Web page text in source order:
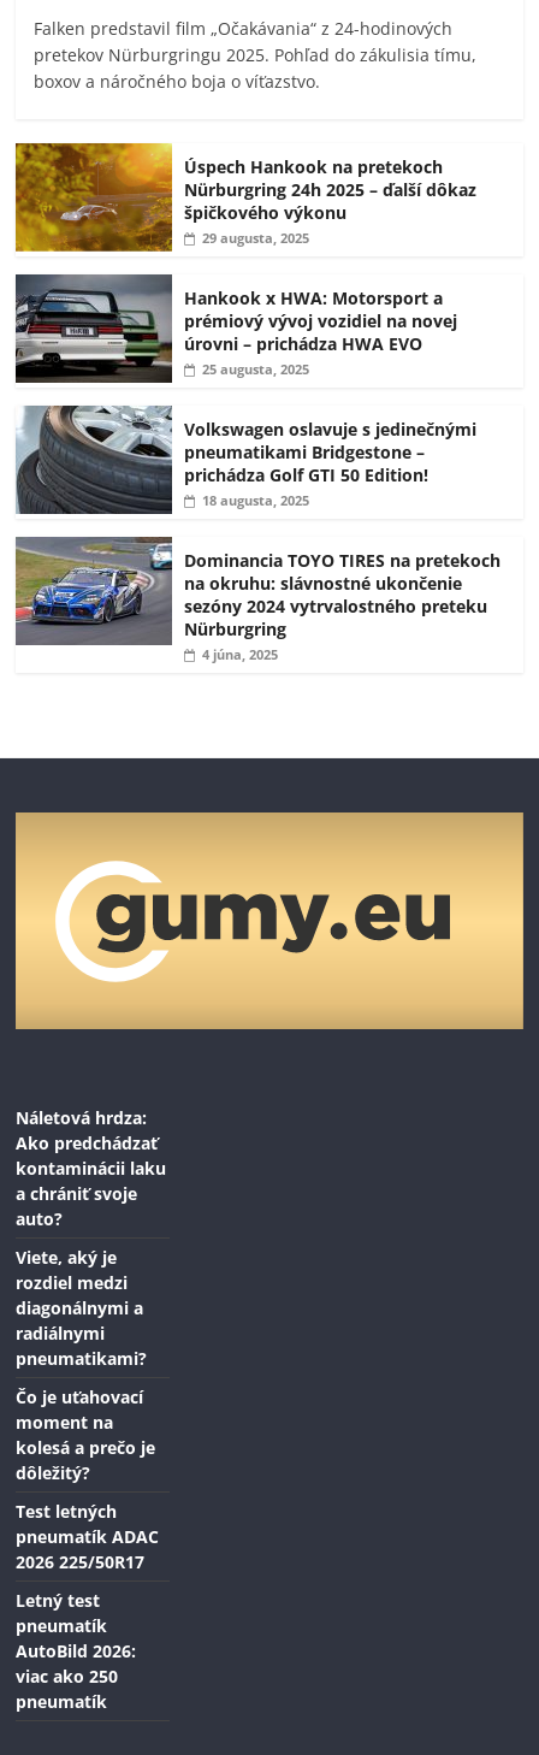
Falken predstavil film „Očakávania“ z 24-hodinových
pretekov Nürburgringu 2025. Pohľad do zákulisia tímu,
boxov a náročného boja o víťazstvo.
Úspech Hankook na pretekoch
Nürburgring 24h 2025 – ďalší dôkaz
špičkového výkonu
29 augusta, 2025
Hankook x HWA: Motorsport a
prémiový vývoj vozidiel na novej
úrovni – prichádza HWA EVO
25 augusta, 2025
Volkswagen oslavuje s jedinečnými
pneumatikami Bridgestone –
prichádza Golf GTI 50 Edition!
18 augusta, 2025
Dominancia TOYO TIRES na pretekoch
na okruhu: slávnostné ukončenie
sezóny 2024 vytrvalostného preteku
Nürburgring
4 júna, 2025
Náletová hrdza:
Ako predchádzať
kontaminácii laku
a chrániť svoje
auto?
Viete, aký je
rozdiel medzi
diagonálnymi a
radiálnymi
pneumatikami?
Čo je uťahovací
moment na
kolesá a prečo je
dôležitý?
Test letných
pneumatík ADAC
2026 225/50R17
Letný test
pneumatík
AutoBild 2026:
viac ako 250
pneumatík